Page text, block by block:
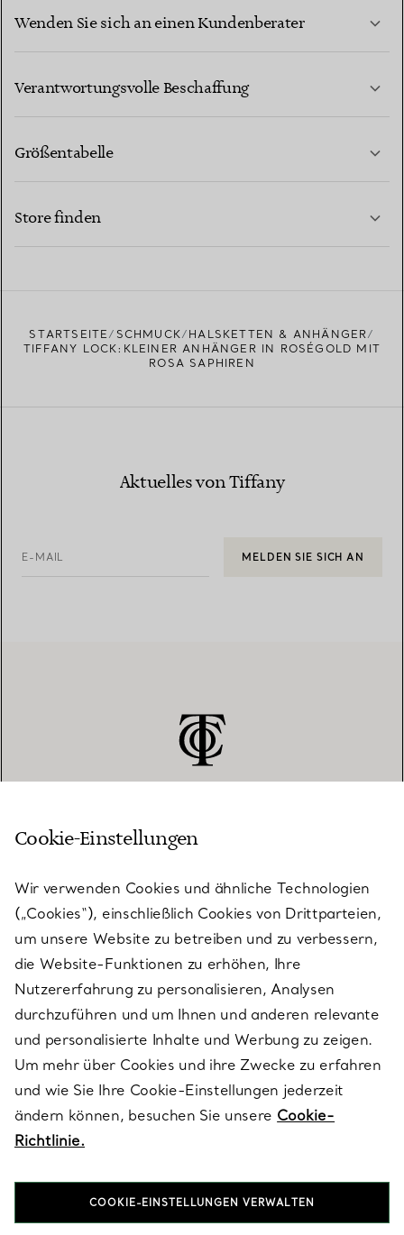
Wenden Sie sich an einen Kundenberater
Verantwortungsvolle Beschaffung
Größentabelle
Store finden
STARTSEITE SCHMUCK
HALSKETTEN & ANHÄNGER
TIFFANY LOCK:KLEINER ANHÄNGER IN ROSÉGOLD MIT
ROSA SAPHIREN
Aktuelles von Tiffany
E-MAIL MELDEN SIE SICH AN
KUNDENSERVICE
SERVICES
ÜBER TIFFANY & CO.
RECHTLICHE HINWEISE
FOLGEN SIE UNS
Cookie-Einstellungen
Wir verwenden Cookies und ähnliche Technologien
(„Cookies“), einschließlich Cookies von Drittparteien,
um unsere Website zu betreiben und zu verbessern,
die Website-Funktionen zu erhöhen, Ihre
Nutzererfahrung zu personalisieren, Analysen
durchzuführen und um Ihnen und anderen relevante
und personalisierte Inhalte und Werbung zu zeigen.
Um mehr über Cookies und ihre Zwecke zu erfahren
und wie Sie Ihre Cookie-Einstellungen jederzeit
ändern können, besuchen Sie unsere Cookie-
Richtlinie.
COOKIE-EINSTELLUNGEN VERWALTEN